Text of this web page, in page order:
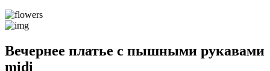
Вечернее платье с пышными рукавами
midi